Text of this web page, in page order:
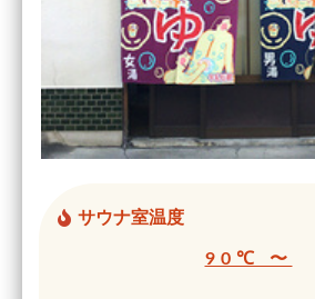
サウナ室温度
90℃ 〜